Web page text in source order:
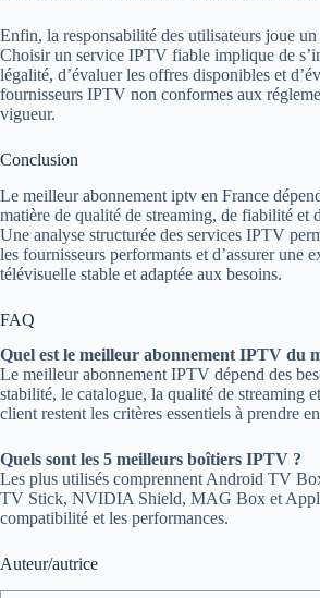
Enfin, la responsabilité des utilisateurs joue
Choisir un service IPTV fiable implique de
légalité, d’évaluer les offres disponibles et
fournisseurs IPTV non conformes aux
vigueur.
Conclusion
Le meilleur abonnement iptv en France
matière de qualité de streaming, de fiabilité et
Une analyse structurée des services IPTV
les fournisseurs performants et d’assurer une
télévisuelle stable et adaptée aux besoins.
FAQ
Quel est le meilleur abonnement IPTV du
Le meilleur abonnement IPTV dépend des
stabilité, le catalogue, la qualité de streaming
client restent les critères essentiels à prendre
Quels sont les 5 meilleurs boîtiers IPTV ?
Les plus utilisés comprennent Android TV
TV Stick, NVIDIA Shield, MAG Box et
compatibilité et les performances.
Auteur/autrice